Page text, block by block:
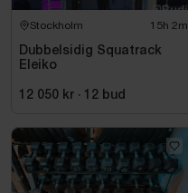
Stockholm 15h 2m
Dubbelsidig Squatrack
Eleiko
12 050 kr · 12 bud